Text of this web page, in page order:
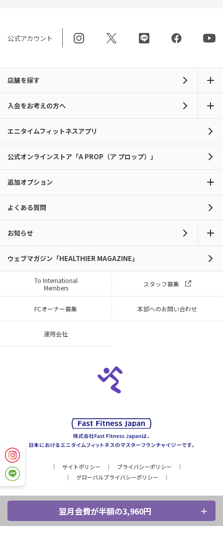
翌月会費が半額の3,960円
公式アカウント
店舗を探す
入会をお考えの方へ
エニタイムフィットネスアプリ
公式オンラインストア「A PROP（ア プロップ）」
追加オプション
よくある質問
お知らせ
ウェブマガジン「HEALTHIER MAGAZINE」
To International
Members
スタッフ募集
FCオーナー募集 本部へのお問い合わせ
運用会社
サイトポリシー
プライバシーポリシー
グローバルプライバシーポリシー
Copyright © Fast Fitness Japan, Inc. All Rights Reserved.